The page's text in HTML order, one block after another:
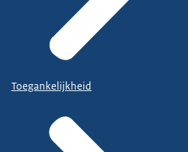
Toegankelijkheid